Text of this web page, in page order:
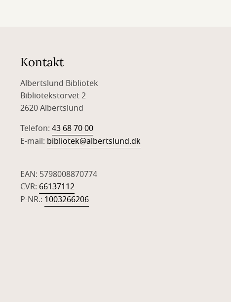
Kontakt
Albertslund Bibliotek
Bibliotekstorvet 2
2620 Albertslund
Telefon:43 68 70 00
E-mail: bibliotek@albertslund.dk
EAN: 5798008870774
CVR: 66137112
P-NR.: 1003266206